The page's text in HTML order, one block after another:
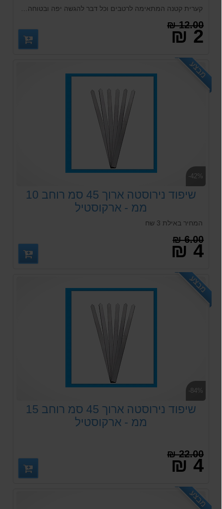
12.00 ₪
2 ₪
מבצע
-42%
שיפוד נירוסטה ארוך 45 סמ רוחב 10
ממ - ארקוסטיל
המחיר באילת 3 שח
6.00 ₪
4 ₪
מבצע
-84%
שיפוד נירוסטה ארוך 45 סמ רוחב 15
ממ - ארקוסטיל
22.00 ₪
4 ₪
מבצע